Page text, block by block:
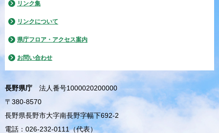
リンク集
リンクについて
県庁フロア・アクセス案内
お問い合わせ
長野県庁
法人番号1000020200000
〒380-8570
長野県長野市大字南長野字幅下692-2
電話：026-232-0111（代表）